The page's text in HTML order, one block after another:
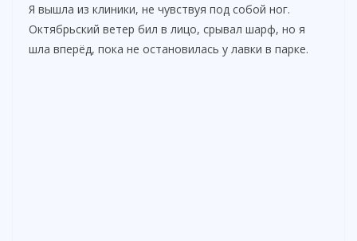
o
Я вышла из клиники, не чувствуя под собой ног.
Октябрьский ветер бил в лицо, срывал шарф, но я
шла вперёд, пока не остановилась у лавки в парке.